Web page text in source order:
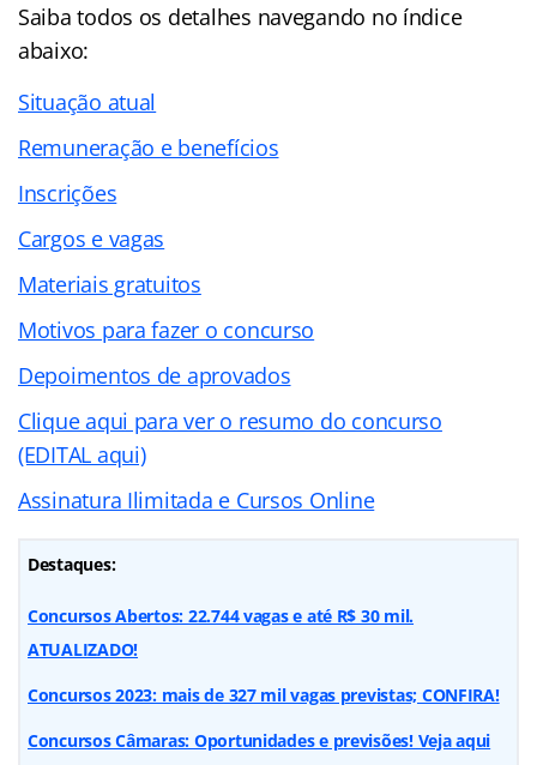
Saiba todos os detalhes navegando no índice
abaixo:
Situação atual
Remuneração e benefícios
Inscrições
Cargos e vagas
Materiais gratuitos
Motivos para fazer o concurso
Depoimentos de aprovados
Clique aqui para ver o resumo do concurso
(EDITAL aqui)
Assinatura Ilimitada e Cursos Online
Destaques:
Concursos Abertos: 22.744 vagas e até R$ 30 mil.
ATUALIZADO!
Concursos 2023: mais de 327 mil vagas previstas; CONFIRA!
Concursos Câmaras: Oportunidades e previsões! Veja aqui